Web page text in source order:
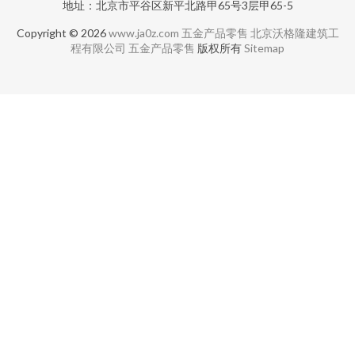
地址：北京市平谷区新平北路甲65号3层甲65-5
Copyright © 2026www.ja0z.com 五金产品零售 北京沃格隆建筑工
程有限公司 五金产品零售 版权所有Sitemap